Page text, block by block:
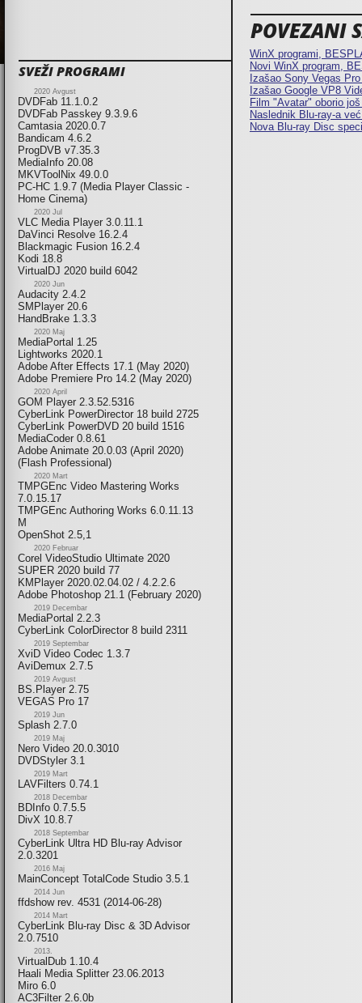
SVEŽI PROGRAMI
2020 Avgust
DVDFab 11.1.0.2
DVDFab Passkey 9.3.9.6
Camtasia 2020.0.7
Bandicam 4.6.2
ProgDVB v7.35.3
MediaInfo 20.08
MKVToolNix 49.0.0
PC-HC 1.9.7 (Media Player Classic -
Home Cinema)
2020 Jul
VLC Media Player 3.0.11.1
DaVinci Resolve 16.2.4
Blackmagic Fusion 16.2.4
Kodi 18.8
VirtualDJ 2020 build 6042
2020 Jun
Audacity 2.4.2
SMPlayer 20.6
HandBrake 1.3.3
2020 Maj
MediaPortal 1.25
Lightworks 2020.1
Adobe After Effects 17.1 (May 2020)
Adobe Premiere Pro 14.2 (May 2020)
2020 April
GOM Player 2.3.52.5316
CyberLink PowerDirector 18 build 2725
CyberLink PowerDVD 20 build 1516
MediaCoder 0.8.61
Adobe Animate 20.0.03 (April 2020)
(Flash Professional)
2020 Mart
TMPGEnc Video Mastering Works
7.0.15.17
TMPGEnc Authoring Works 6.0.11.13
M
OpenShot 2.5,1
2020 Februar
Corel VideoStudio Ultimate 2020
SUPER 2020 build 77
KMPlayer 2020.02.04.02 / 4.2.2.6
Adobe Photoshop 21.1 (February 2020)
2019 Decembar
MediaPortal 2.2.3
CyberLink ColorDirector 8 build 2311
2019 Septembar
XviD Video Codec 1.3.7
AviDemux 2.7.5
2019 Avgust
BS.Player 2.75
VEGAS Pro 17
2019 Jun
Splash 2.7.0
2019 Maj
Nero Video 20.0.3010
DVDStyler 3.1
2019 Mart
LAVFilters 0.74.1
2018 Decembar
BDInfo 0.7.5.5
DivX 10.8.7
2018 Septembar
CyberLink Ultra HD Blu-ray Advisor
2.0.3201
2016 Maj
MainConcept TotalCode Studio 3.5.1
2014 Jun
ffdshow rev. 4531 (2014-06-28)
2014 Mart
CyberLink Blu-ray Disc & 3D Advisor
2.0.7510
2013.
VirtualDub 1.10.4
Haali Media Splitter 23.06.2013
Miro 6.0
AC3Filter 2.6.0b
POVEZANI
WinX programi,
Novi WinX program,
Izašao Sony Vegas
Izašao Google VP8
Film "Avatar" oborio
Naslednik Blu-ray-a
Nova Blu-ray Disc